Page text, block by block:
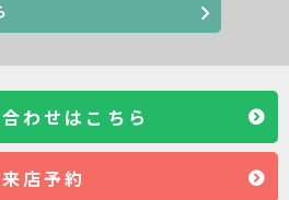
わせはこちら
来店予約